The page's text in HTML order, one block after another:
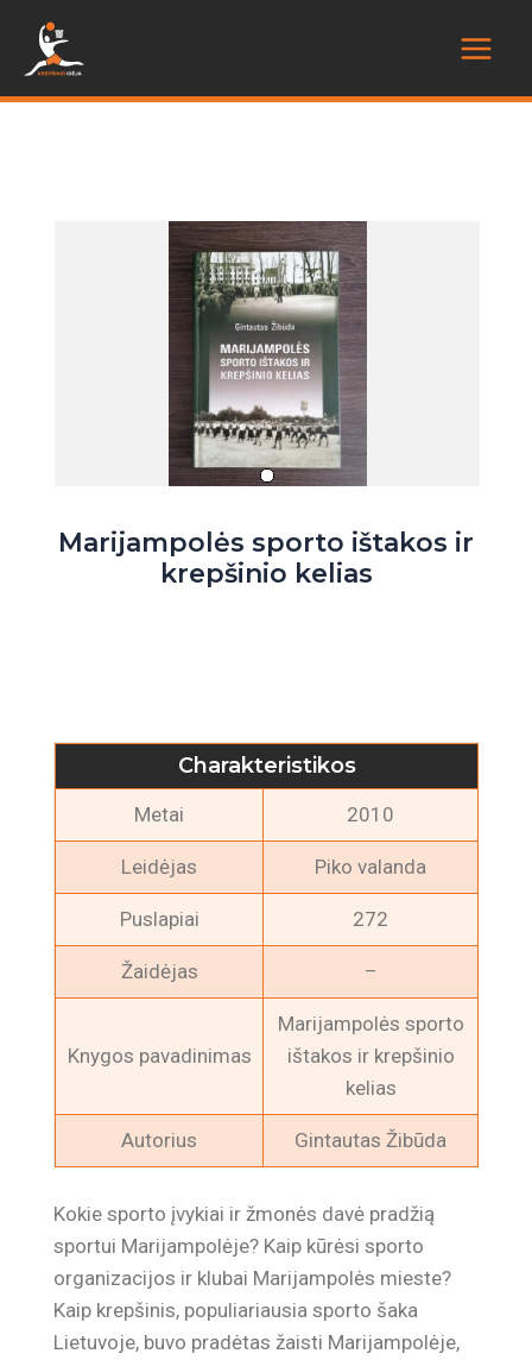
Marijampolės sporto ištakos ir
krepšinio kelias
Charakteristikos
Metai 2010
Leidėjas Piko valanda
Puslapiai 272
Žaidėjas –
Knygos pavadinimas
Marijampolės sporto
ištakos ir krepšinio
kelias
Autorius Gintautas Žibūda
Kokie sporto įvykiai ir žmonės davė pradžią
sportui Marijampolėje? Kaip kūrėsi sporto
organizacijos ir klubai Marijampolės mieste?
Kaip krepšinis, populiariausia sporto šaka
Lietuvoje, buvo pradėtas žaisti Marijampolėje,